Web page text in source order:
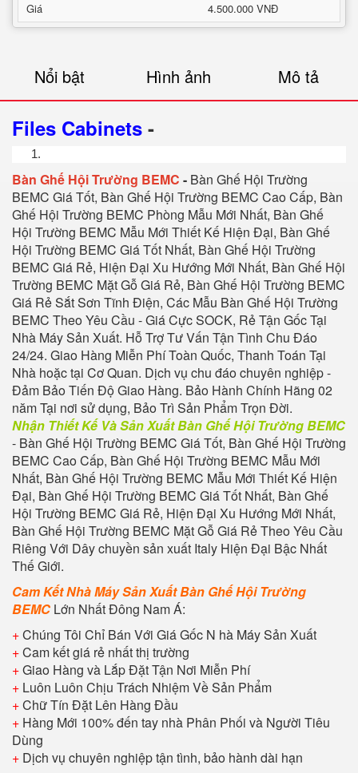
Giá
4.500.000 VNĐ
Nổi bật Hình ảnh Mô tả
Files Cabinets -
Bàn Ghế Hội Trường BEMC - Bàn Ghế Hội Trường
BEMC Giá Tốt, Bàn Ghế Hội Trường BEMC Cao Cấp, Bàn
Ghế Hội Trường BEMC Phòng Mẫu Mới Nhất, Bàn Ghế
Hội Trường BEMC Mẫu Mới Thiết Kế Hiện Đại, Bàn Ghế
Hội Trường BEMC Giá Tốt Nhất, Bàn Ghế Hội Trường
BEMC Giá Rẻ, Hiện Đại Xu Hướng Mới Nhất, Bàn Ghế Hội
Trường BEMC Mặt Gỗ Giá Rẻ, Bàn Ghế Hội Trường BEMC
Giá Rẻ Sắt Sơn Tĩnh Điện, Các Mẫu Bàn Ghế Hội Trường
BEMC Theo Yêu Cầu - Giá Cực SOCK, Rẻ Tận Gốc Tại
Nhà Máy Sản Xuất. Hỗ Trợ Tư Vấn Tận Tình Chu Đáo
24/24. Giao Hàng Miễn Phí Toàn Quốc, Thanh Toán Tại
Nhà hoặc tại Cơ Quan. Dịch vụ chu đáo chuyên nghiệp -
Đảm Bảo Tiến Độ Giao Hàng. Bảo Hành Chính Hãng 02
năm Tại nơi sử dụng, Bảo Trì Sản Phẩm Trọn Đời.
Nhận Thiết Kế Và Sản Xuất Bàn Ghế Hội Trường BEMC
- Bàn Ghế Hội Trường BEMC Giá Tốt, Bàn Ghế Hội Trường
BEMC Cao Cấp, Bàn Ghế Hội Trường BEMC Mẫu Mới
Nhất, Bàn Ghế Hội Trường BEMC Mẫu Mới Thiết Kế Hiện
Đại, Bàn Ghế Hội Trường BEMC Giá Tốt Nhất, Bàn Ghế
Hội Trường BEMC Giá Rẻ, Hiện Đại Xu Hướng Mới Nhất,
Bàn Ghế Hội Trường BEMC Mặt Gỗ Giá Rẻ Theo Yêu Cầu
Riêng Với Dây chuyền sản xuất Italy Hiện Đại Bậc Nhất
Thế Giới.
Cam Kết Nhà Máy Sản Xuất Bàn Ghế Hội Trường
BEMC Lớn Nhất Đông Nam Á:
+Chúng Tôi Chỉ Bán Với Giá Gốc N hà Máy Sản Xuất
+Cam kết giá rẻ nhất thị trường
+Giao Hàng và Lắp Đặt Tận Nơi Miễn Phí
+ Luôn Luôn Chịu Trách Nhiệm Về Sản Phẩm
+Chữ Tín Đặt Lên Hàng Đầu
+ Hàng Mới 100% đến tay nhà Phân Phối và Người Tiêu
Dùng
+ Dịch vụ chuyên nghiệp tận tình, bảo hành dài hạn